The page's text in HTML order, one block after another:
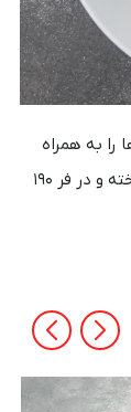
را به همراه
سبزیجات روی پنیر چیده و روی آن نیز کمی پنیر ریخته و در فر ۱۹۰